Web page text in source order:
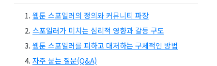
웹툰 스포일러의 정의와 커뮤니티 파장
스포일러가 미치는 심리적 영향과 갈등 구도
웹툰 스포일러를 피하고 대처하는 구체적인 방법
자주 묻는 질문(Q&A)